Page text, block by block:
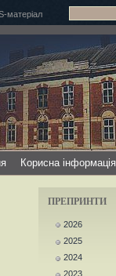
Корисна інформація
ПРЕПРИНТИ
2026
2025
2024
2023